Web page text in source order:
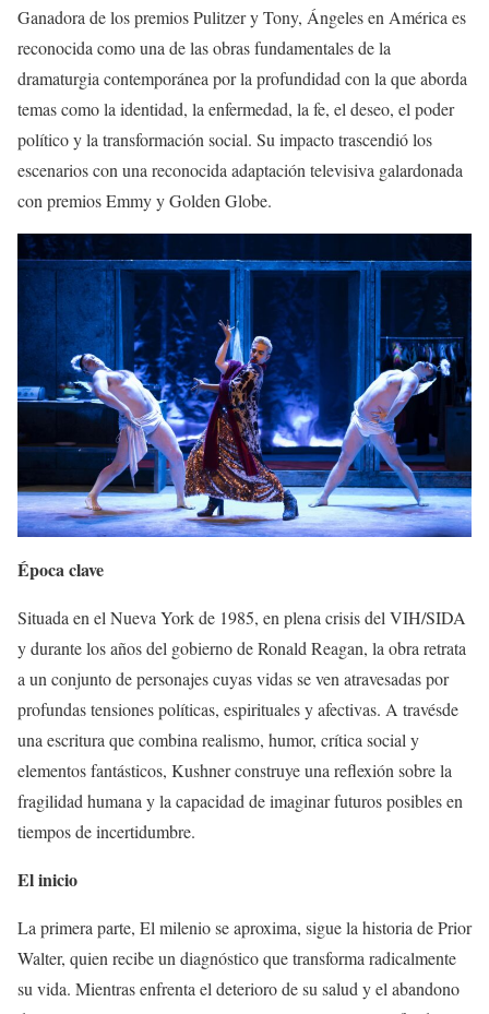
Ganadora de los premios Pulitzer y Tony, Ángeles en América es
reconocida como una de las obras fundamentales de la
dramaturgia contemporánea por la profundidad con la que aborda
temas como la identidad, la enfermedad, la fe, el deseo, el poder
político y la transformación social. Su impacto trascendió los
escenarios con una reconocida adaptación televisiva galardonada
con premios Emmy y Golden Globe.
Época clave
Situada en el Nueva York de 1985, en plena crisis del VIH/SIDA
y durante los años del gobierno de Ronald Reagan, la obra retrata
a un conjunto de personajes cuyas vidas se ven atravesadas por
profundas tensiones políticas, espirituales y afectivas. A travésde
una escritura que combina realismo, humor, crítica social y
elementos fantásticos, Kushner construye una reflexión sobre la
fragilidad humana y la capacidad de imaginar futuros posibles en
tiempos de incertidumbre.
El inicio
La primera parte, El milenio se aproxima, sigue la historia de Prior
Walter, quien recibe un diagnóstico que transforma radicalmente
su vida. Mientras enfrenta el deterioro de su salud y el abandono